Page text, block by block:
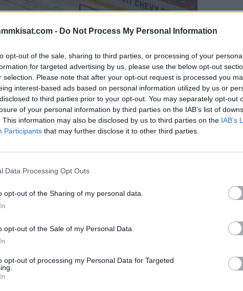
- Do Not Process My Personal Information
opt-out of the sale, sharing to third parties, or processing of your
for targeted advertising by us, please use the below opt-out
selection. Please note that after your opt-out request is processed you
interest-based ads based on personal information utilized by us or
to third parties prior to your opt-out. You may separately opt-out
of your personal information by third parties on the IAB’s list of
This information may also be disclosed by us to third parties on the IAB’s
Participants that may further disclose it to other third parties.
Data Processing Opt Outs
opt-out of the Sharing of my personal data.
opt-out of the Sale of my Personal Data.
opt-out of processing my Personal Data for Targeted
ehdokas Leijonien maalivahdiksi MM-
mahdollista, että loukkaantuminen päättää
on ottanut suurta roolia joukkueensa maalilla ja
on pelannut kuluvalla kaudella 51 ottelua ja
Husso on napsinut kiinni 89,9 % varmuudella.
joukkueen lehdistötilaisuudessa, että Husson
ratkeaa, onko vamma kauden päättävä.